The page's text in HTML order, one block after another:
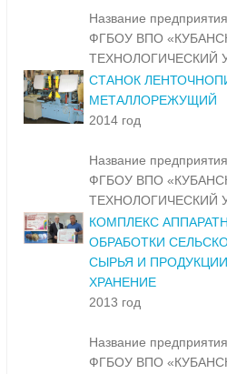
Название
ФГБОУ ВПО
ТЕХНОЛОГИЧЕСКИЙ
СТАНОК
МЕТАЛЛОРЕЖУЩИЙ
2014 год
Название
ФГБОУ ВПО
ТЕХНОЛОГИЧЕСКИЙ
КОМПЛЕКС
ОБРАБОТКИ
СЫРЬЯ И
ХРАНЕНИЕ
2013 год
Название
ФГБОУ ВПО